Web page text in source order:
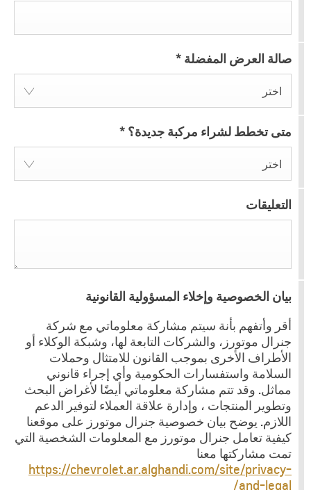
صالة العرض المفضلة *
اختر
متى تخطط لشراء مركبة جديدة؟ *
اختر
التعليقات
بيان الخصوصية وإخلاء المسؤولية القانونية
أقر وأتفهم بأنة سيتم مشاركة معلوماتي مع شركة
جنرال موتورز، والشركات التابعة لها، وشبكة الوكلاء أو
الأطراف الأخرى بموجب القانون للامتثال وحملات
السلامة واستفسارات الحكومية وأي إجراء قانوني
مماثل. وقد تتم مشاركة معلوماتي أيضًا لأغراض البحث
وتطوير المنتجات ، وإدارة علاقة العملاء لتوفير الدعم
اللازم. يوضح بيان خصوصية جنرال موتورز على موقعنا
كيفية تعامل جنرال موتورز مع المعلومات الشخصية التي
تمت مشاركتها معنا
https://chevrolet.ar.alghandi.com/site/privacy-
and-legal/